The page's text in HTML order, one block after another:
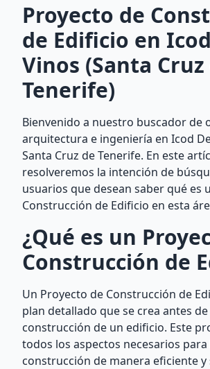
Proyecto de
de Edificio en
Vinos (Santa Cruz
Tenerife)
Bienvenido a nuestro buscador de
arquitectura e ingeniería en Icod
Santa Cruz de Tenerife. En este
resolveremos la intención de
usuarios que desean saber qué es
Construcción de Edificio en esta
¿Qué es un
Construcción de
Un Proyecto de Construcción de
plan detallado que se crea antes
construcción de un edificio. Este
todos los aspectos necesarios para
construcción de manera eficiente y